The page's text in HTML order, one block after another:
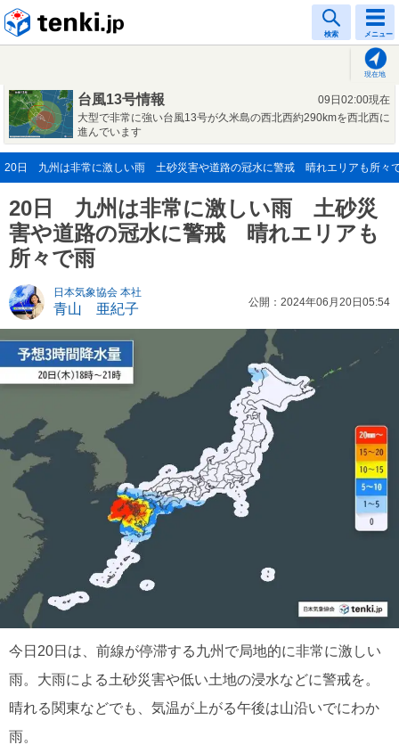
検索 メニュー
現在地
台風13号情報
09日02:00現在
大型で非常に強い台風13号が久米島の西北西約290kmを西北西に
進んでいます
20日 九州は非常に激しい雨 土砂災害や道路の冠水に警戒 晴れエリアも所々
20日 九州は非常に激しい雨 土砂災
害や道路の冠水に警戒 晴れエリアも
所々で雨
日本気象協会 本社
青山 亜紀子 公開：2024年06月20日05:54
今日20日は、前線が停滞する九州で局地的に非常に激しい
雨。大雨による土砂災害や低い土地の浸水などに警戒を。
晴れる関東などでも、気温が上がる午後は山沿いでにわか
雨。